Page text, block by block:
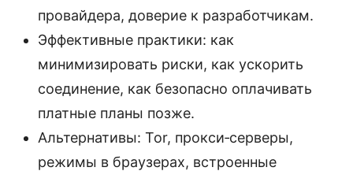
провайдера, доверие к разработчикам.
Эффективные практики: как
минимизировать риски, как ускорить
соединение, как безопасно оплачивать
платные планы позже.
Альтернативы: Tor, прокси‑серверы,
режимы в браузерах, встроенные